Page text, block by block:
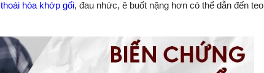
thoái hóa khớp gối, đau nhức, ê buốt nặng hơn có thể dẫn đến teo